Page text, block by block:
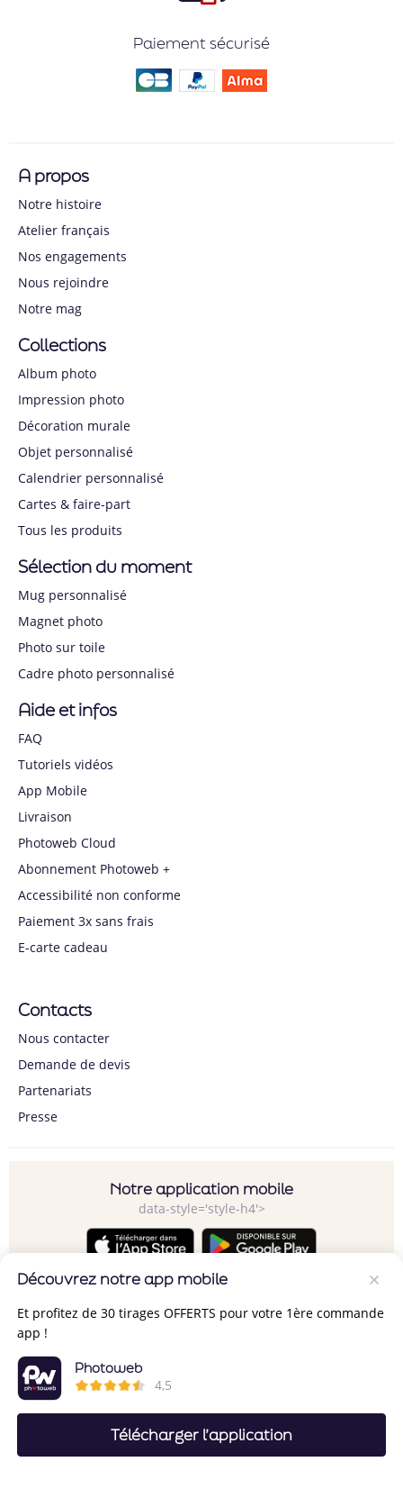
Paiement sécurisé
A propos
Notre histoire
Atelier français
Nos engagements
Nous rejoindre
Notre mag
Collections
Album photo
Impression photo
Décoration murale
Objet personnalisé
Calendrier personnalisé
Cartes & faire-part
Tous les produits
Sélection du moment
Mug personnalisé
Magnet photo
Photo sur toile
Cadre photo personnalisé
Aide et infos
FAQ
Tutoriels vidéos
App Mobile
Livraison
Photoweb Cloud
Abonnement Photoweb +
Accessibilité non conforme
Paiement 3x sans frais
E-carte cadeau
Contacts
Nous contacter
Demande de devis
Partenariats
Presse
Notre application mobile
data-style='style-h4'>
Photoweb groupe Exacompta-Clairefontaine ® — 1999-2026Cookies
Découvrez notre app mobile
Et profitez de 30 tirages OFFERTS pour votre 1ère commande
app !
Photoweb
4,5
Télécharger l’application